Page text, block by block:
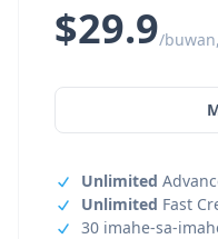
$29.9/
Unlimited
Unlimited Fast
30 imahe-sa-